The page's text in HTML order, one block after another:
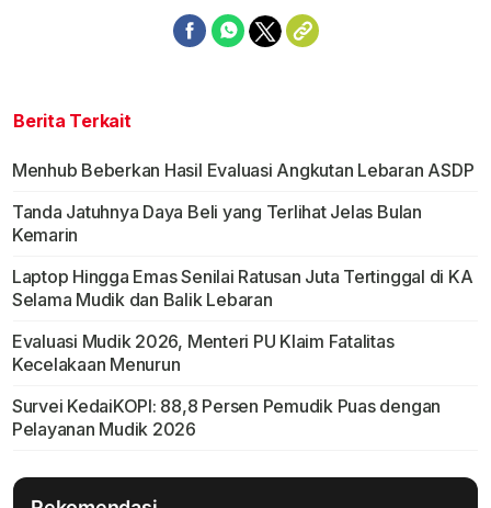
Berita Terkait
Menhub Beberkan Hasil Evaluasi Angkutan Lebaran ASDP
Tanda Jatuhnya Daya Beli yang Terlihat Jelas Bulan
Kemarin
Laptop Hingga Emas Senilai Ratusan Juta Tertinggal di KA
Selama Mudik dan Balik Lebaran
Evaluasi Mudik 2026, Menteri PU Klaim Fatalitas
Kecelakaan Menurun
Survei KedaiKOPI: 88,8 Persen Pemudik Puas dengan
Pelayanan Mudik 2026